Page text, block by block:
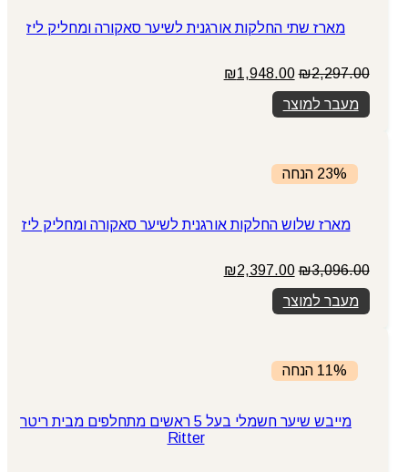
מארז שתי החלקות אורגנית לשיער סאקורה ומחליק ליז
₪2,297.00
המחיר
המקורי
היה:
₪2,297.00.
₪1,948.00
מעבר למוצר
23% הנחה
מארז שלוש החלקות אורגנית לשיער סאקורה ומחליק ליז
₪3,096.00
המחיר
המקורי
היה:
₪3,096.00.
₪2,397.00
מעבר למוצר
11% הנחה
מייבש שיער חשמלי בעל 5 ראשים מתחלפים מבית ריטר
Ritter